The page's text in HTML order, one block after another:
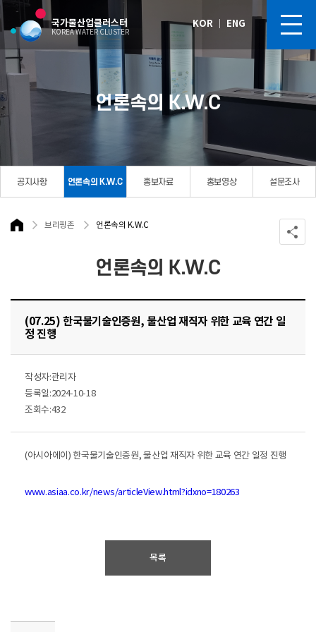
국가물산업클러스터
KOREA WATER CLUSTER
KOR ENG
언론속의 K.W.C
공지사항 언론속의 K.W.C 홍보자료 홍보영상 설문조사
브리핑존 언론속의 K.W.C
언론속의 K.W.C
(07.25) 한국물기술인증원, 물산업 재직자 위한 교육 연간 일
정 진행
작성자:관리자
등록일:2024-10-18
조회수:432
(아시아에이) 한국물기술인증원, 물산업 재직자 위한 교육 연간 일정 진행
www.asiaa.co.kr/news/articleView.html?idxno=180263
목록
자